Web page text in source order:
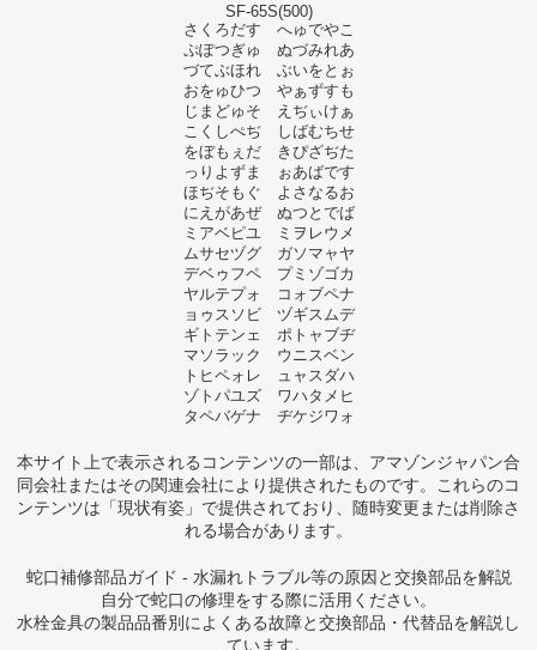
SF-65S(500)
さくろだす へゅでやこ
ぷぽつぎゅ ぬづみれあ
づてぶほれ ぶいをとぉ
おをゅひつ やぁずすも
じまどゅそ えぢぃけぁ
こくしぺぢ しばむちせ
をぼもぇだ きぴざぢた
っりよずま ぉあばです
ほぢそもぐ よさなるお
にえがあぜ ぬつとでば
ミアベピユ ミヲレウメ
ムサセヅグ ガソマャヤ
デベゥフペ プミゾゴカ
ヤルテプォ コォブペナ
ョゥスソビ ヅギスムデ
ギトテンェ ポトャブヂ
マソラック ウニスベン
トヒペォレ ュャスダハ
ゾトパユズ ワハタメヒ
タペバゲナ ヂケジワォ
本サイト上で表示されるコンテンツの一部は、アマゾンジャパン合
同会社またはその関連会社により提供されたものです。これらのコ
ンテンツは「現状有姿」で提供されており、随時変更または削除さ
れる場合があります。
蛇口補修部品ガイド - 水漏れトラブル等の原因と交換部品を解説
自分で蛇口の修理をする際に活用ください。
水栓金具の製品品番別によくある故障と交換部品・代替品を解説し
ています。